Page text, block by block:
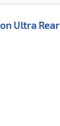
Ultra Rear